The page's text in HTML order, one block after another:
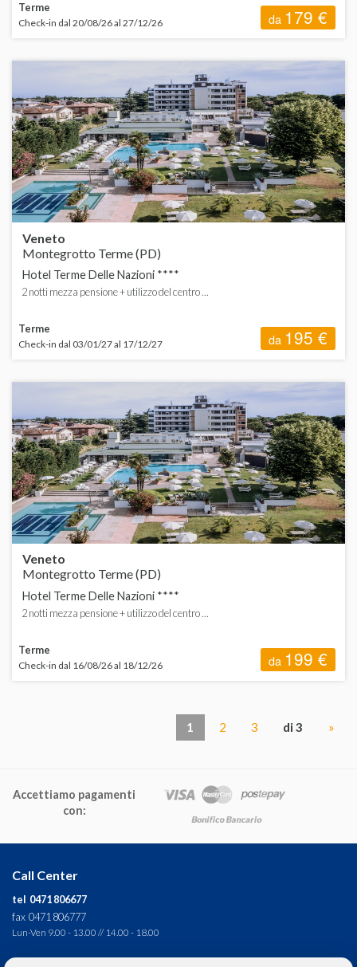
Terme
Check-in dal 20/08/26 al 27/12/26 da 179 €
Veneto
Montegrotto Terme (PD)
Hotel Terme Delle Nazioni ****
2 notti mezza pensione + utilizzo del centro ...
Terme
Check-in dal 03/01/27 al 17/12/27 da 195 €
Veneto
Montegrotto Terme (PD)
Hotel Terme Delle Nazioni ****
2 notti mezza pensione + utilizzo del centro ...
Terme
Check-in dal 16/08/26 al 18/12/26 da 199 €
1 2 3 di 3 »
Accettiamo pagamenti
con:
Call Center
tel 0471 806677
fax 0471 806777
Lun-Ven 9.00 - 13.00 // 14.00 - 18.00